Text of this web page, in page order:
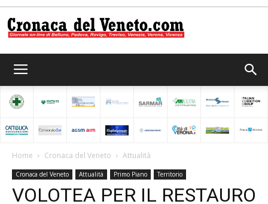
del
Veneto
Home Cronaca del Veneto Attualità
Cronaca del Veneto Attualità Primo Piano Territorio
VOLOTEA PER IL RESTAURO